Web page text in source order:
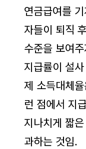
연금급여를
자들이 퇴직
수준을 보여
지급률이 설
제 소득대체
런 점에서 지
지나치게 짧
과하는 것임.